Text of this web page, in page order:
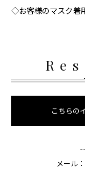
◇お客様のマスク着
こちらの
メール：